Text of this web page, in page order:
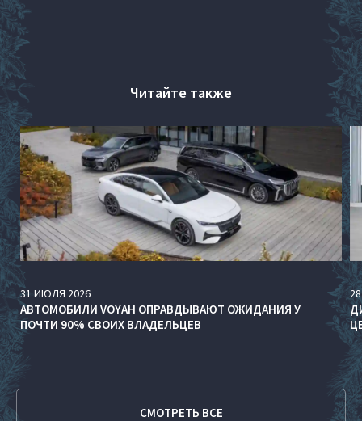
Читайте также
31 ИЮЛЯ 2026
АВТОМОБИЛИ VOYAH ОПРАВДЫВАЮТ ОЖИДАНИЯ У
ПОЧТИ 90% СВОИХ ВЛАДЕЛЬЦЕВ
28
СМОТРЕТЬ ВСЕ